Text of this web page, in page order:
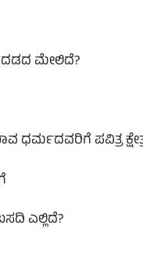
ಮೇಲಿದೆ?
ಧರ್ಮದವರಿಗೆ ಪವಿತ್ರ
ಎಲ್ಲಿದೆ?